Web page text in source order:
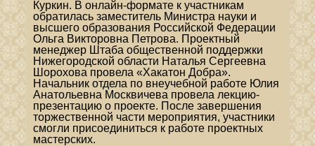
Куркин. В онлайн-формате к участникам
обратилась заместитель Министра науки и
высшего образования Российской Федерации
Ольга Викторовна Петрова. Проектный
менеджер Штаба общественной поддержки
Нижегородской области Наталья Сергеевна
Шорохова провела «Хакатон Добра».
Начальник отдела по внеучебной работе Юлия
Анатольевна Москвичева провела лекцию-
презентацию о проекте. После завершения
торжественной части мероприятия, участники
смогли присоединиться к работе проектных
мастерских.